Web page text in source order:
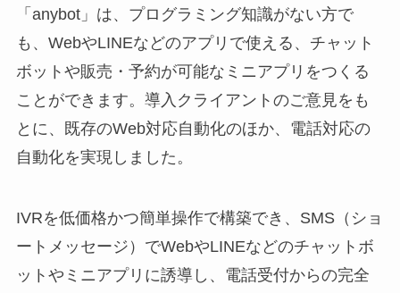
「anybot」は、プログラミング知識がない方で
も、WebやLINEなどのアプリで使える、チャット
ボットや販売・予約が可能なミニアプリをつくる
ことができます。導入クライアントのご意見をも
とに、既存のWeb対応自動化のほか、電話対応の
自動化を実現しました。
IVRを低価格かつ簡単操作で構築でき、SMS（ショ
ートメッセージ）でWebやLINEなどのチャットボ
ットやミニアプリに誘導し、電話受付からの完全